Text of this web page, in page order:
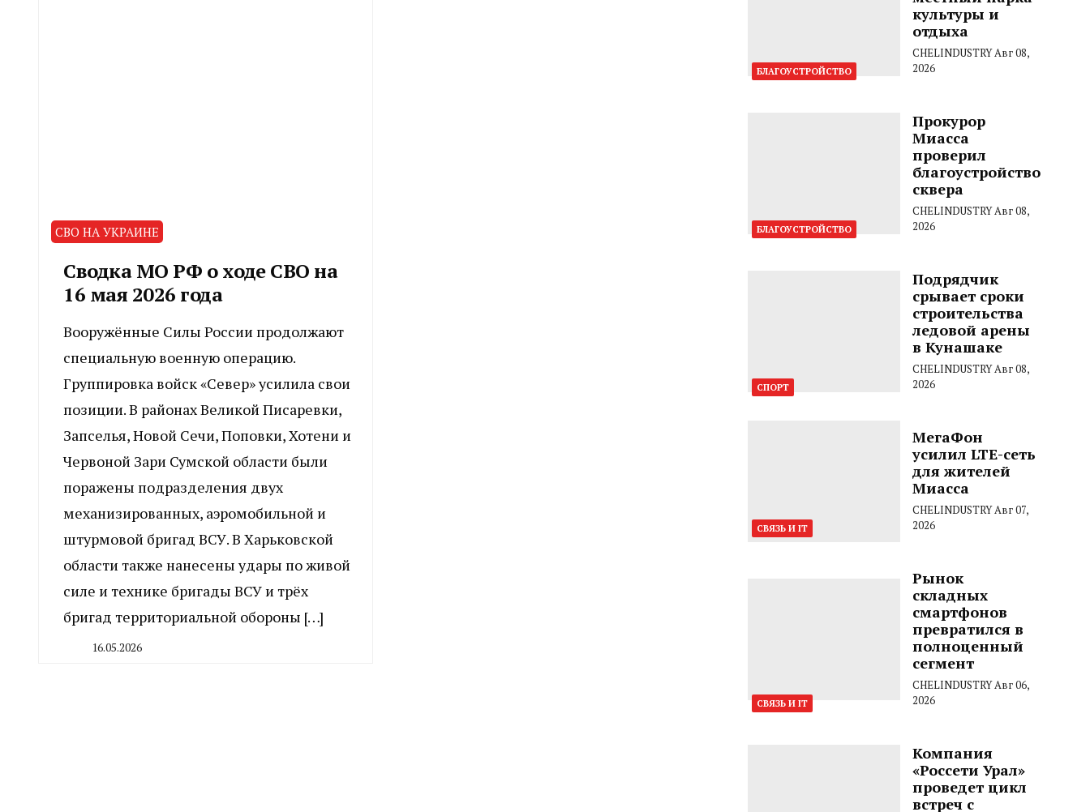
СВО НА УКРАИНЕ
Сводка МО РФ о ходе СВО на
16 мая 2026 года
Вооружённые Силы России продолжают
специальную военную операцию.
Группировка войск «Север» усилила свои
позиции. В районах Великой Писаревки,
Запселья, Новой Сечи, Поповки, Хотени и
Червоной Зари Сумской области были
поражены подразделения двух
механизированных, аэромобильной и
штурмовой бригад ВСУ. В Харьковской
области также нанесены удары по живой
силе и технике бригады ВСУ и трёх
бригад территориальной обороны […]
16.05.2026
БЛАГОУСТРОЙСТВО
культуры и
отдыха
CHELINDUSTRYАвг 08,
2026
БЛАГОУСТРОЙСТВО
Прокурор
Миасса
проверил
благоустройство
сквера
CHELINDUSTRYАвг 08,
2026
СПОРТ
Подрядчик
срывает сроки
строительства
ледовой арены
в Кунашаке
CHELINDUSTRYАвг 08,
2026
СВЯЗЬ И IT
МегаФон
усилил LTE-сеть
для жителей
Миасса
CHELINDUSTRYАвг 07,
2026
СВЯЗЬ И IT
Рынок
складных
смартфонов
превратился в
полноценный
сегмент
CHELINDUSTRYАвг 06,
2026
Компания
«Россети Урал»
проведет цикл
встреч с